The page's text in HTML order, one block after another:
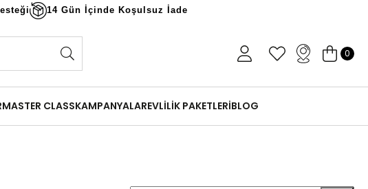
14 Gün İçinde Koşulsuz İade
0
MASTER CLASSKAMPANYALAREVLİLİK PAKETLERİBLOG